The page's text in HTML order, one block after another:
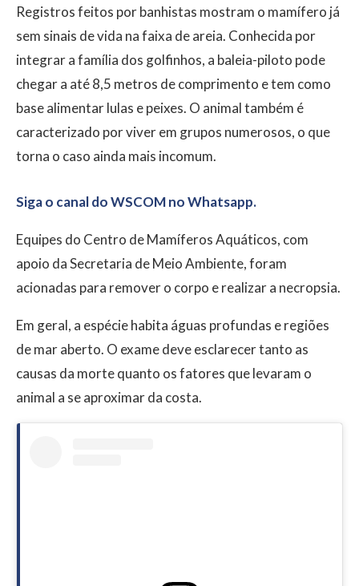
Registros feitos por banhistas mostram o mamífero já
sem sinais de vida na faixa de areia. Conhecida por
integrar a família dos golfinhos, a baleia-piloto pode
chegar a até 8,5 metros de comprimento e tem como
base alimentar lulas e peixes. O animal também é
caracterizado por viver em grupos numerosos, o que
torna o caso ainda mais incomum.
Siga o canal do WSCOM no Whatsapp.
Equipes do Centro de Mamíferos Aquáticos, com
apoio da Secretaria de Meio Ambiente, foram
acionadas para remover o corpo e realizar a necropsia.
Em geral, a espécie habita águas profundas e regiões
de mar aberto. O exame deve esclarecer tanto as
causas da morte quanto os fatores que levaram o
animal a se aproximar da costa.